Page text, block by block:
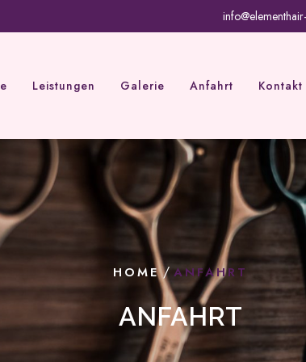
Leistungen Galerie Anfahrt Kontakt
HOME/ANFAHRT
ANFAHRT